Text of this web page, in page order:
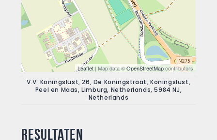
Leaflet | Map data ©OpenStreetMapcontributors
V.V. Koningslust, 26, De Koningstraat, Koningslust,
Peel en Maas, Limburg, Netherlands, 5984 NJ,
Netherlands
Resultaten